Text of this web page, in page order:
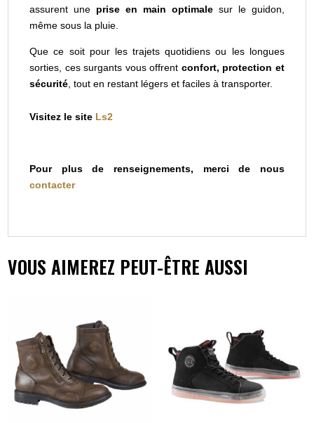
assurent une prise en main optimalesur le guidon,
même sous la pluie.
Que ce soit pour les trajets quotidiens ou les longues
sorties, ces surgants vous offrent confort, protection et
sécurité , tout en restant légers et faciles à transporter.
Visitez le site Ls2
Pour plus de renseignements, merci de nous
contacter
VOUS AIMEREZ PEUT-ÊTRE AUSSI